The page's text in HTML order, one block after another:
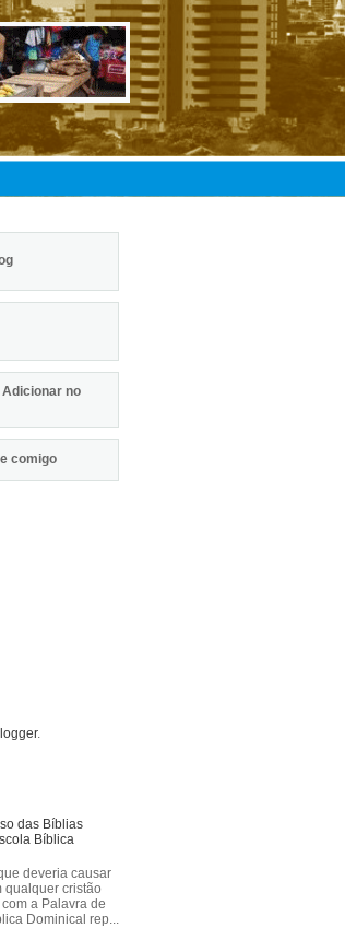
Adicionar no
comigo
.
das Bíblias
Bíblica
deveria causar
qualquer cristão
a Palavra de
Dominical rep...